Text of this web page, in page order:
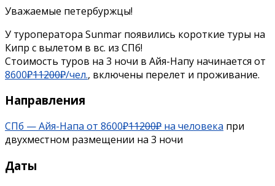
Уважаемые петербуржцы!
У туроператора Sunmar появились короткие туры на
Кипр с вылетом в вс. из СПб!
Стоимость туров на 3 ночи в Айя-Напу начинается от
8600₽11200₽/чел., включены перелет и проживание.
Направления
СПб — Айя-Напа от 8600₽11200₽ на человека при
двухместном размещении на 3 ночи
Даты